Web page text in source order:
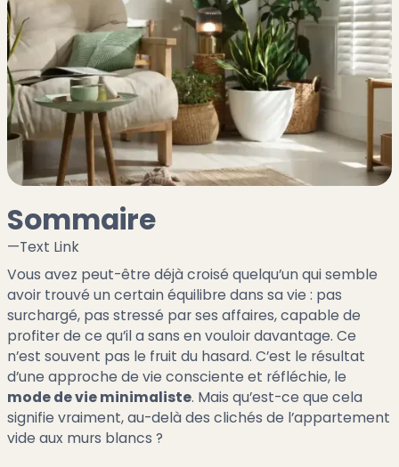
Sommaire
—Text Link
Vous avez peut-être déjà croisé quelqu’un qui semble
avoir trouvé un certain équilibre dans sa vie : pas
surchargé, pas stressé par ses affaires, capable de
profiter de ce qu’il a sans en vouloir davantage. Ce
n’est souvent pas le fruit du hasard. C’est le résultat
d’une approche de vie consciente et réfléchie, le
mode de vie minimaliste. Mais qu’est-ce que cela
signifie vraiment, au-delà des clichés de l’appartement
vide aux murs blancs ?